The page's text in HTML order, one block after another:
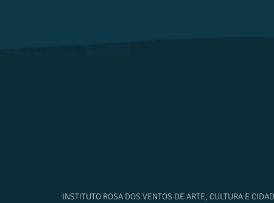
INSTITUTO ROSA DOS VENTOS DE ARTE, CULTURA E